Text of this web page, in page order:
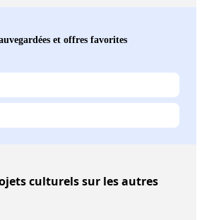
et offres favorites
culturels sur les autres